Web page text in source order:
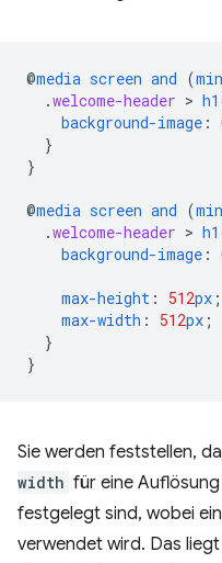
@media screen and (
.welcome-header > h1
background-image :
}
}
@media screen and (
.welcome-header > h1
background-image :
max-height : 512px ;
max-width : 512px ;
}
}
Sie werden feststellen,
width für eine
festgelegt sind, wobei
verwendet wird. Das